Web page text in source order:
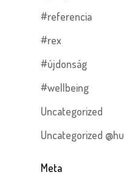
#referencia
#rex
#újdonság
#wellbeing
Uncategorized
Uncategorized @hu
Meta